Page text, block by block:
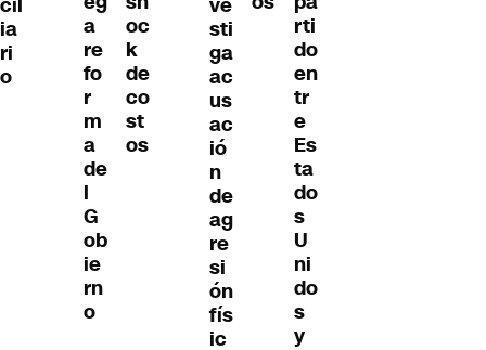
ia
ri
o
a
re
fo
r
m
a
de
l
G
ob
ie
rn
o
oc
k
de
co
st
os
sti
ga
ac
us
ac
ió
n
de
ag
re
si
ón
fís
ic
rti
do
en
tr
e
Es
ta
do
s
U
ni
do
s
y